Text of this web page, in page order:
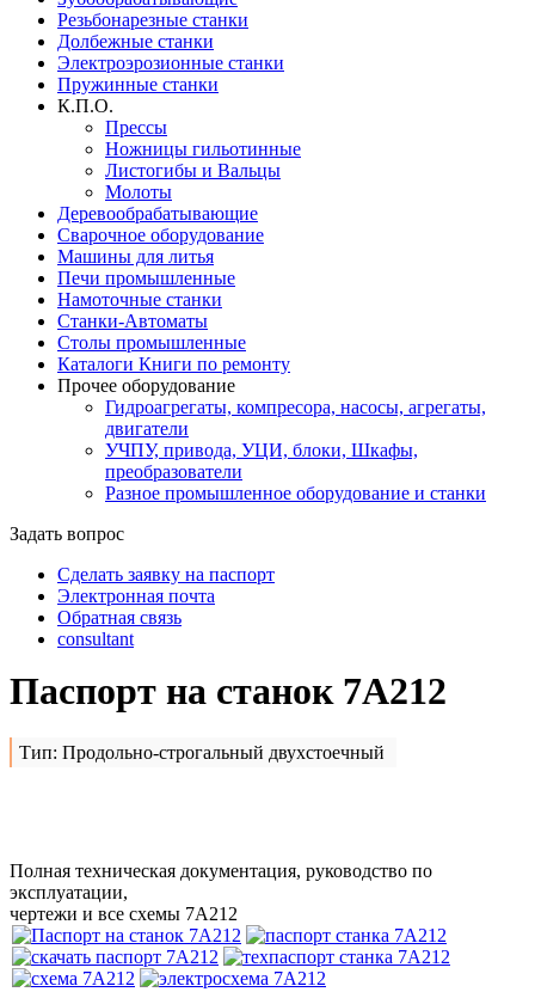
Резьбонарезные станки
Долбежные станки
Электроэрозионные станки
Пружинные станки
К.П.О.
Прессы
Ножницы гильотинные
Листогибы и Вальцы
Молоты
Деревообрабатывающие
Сварочное оборудование
Машины для литья
Печи промышленные
Намоточные станки
Станки-Автоматы
Столы промышленные
Каталоги Книги по ремонту
Прочее оборудование
Гидроагрегаты, компресора, насосы, агрегаты,
двигатели
УЧПУ, привода, УЦИ, блоки, Шкафы,
преобразователи
Разное промышленное оборудование и станки
Задать вопрос
Сделать заявку на паспорт
Электронная почта
Обратная связь
consultant
Паспорт на станок 7А212
Тип: Продольно-строгальный двухстоечный
Полная техническая документация, руководство по
эксплуатации,
чертежи и все схемы 7А212